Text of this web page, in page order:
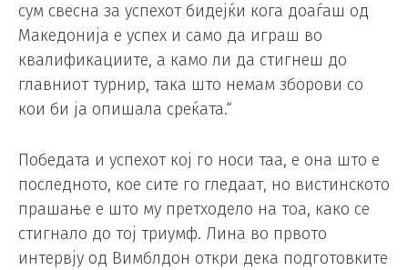
сум свесна за успехот бидејќи кога доаѓаш од
Македонија е успех и само да играш во
квалификациите, а камо ли да стигнеш до
главниот турнир, така што немам зборови со
кои би ја опишала среќата.“
Победата и успехот кој го носи таа, е она што е
последното, кое сите го гледаат, но вистинското
прашање е што му претходело на тоа, како се
стигнало до тој триумф. Лина во првото
интервју од Вимблдон откри дека подготовките